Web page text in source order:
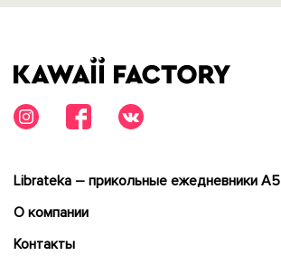
Librateka – прикольные ежедневники А5
О компании
Контакты